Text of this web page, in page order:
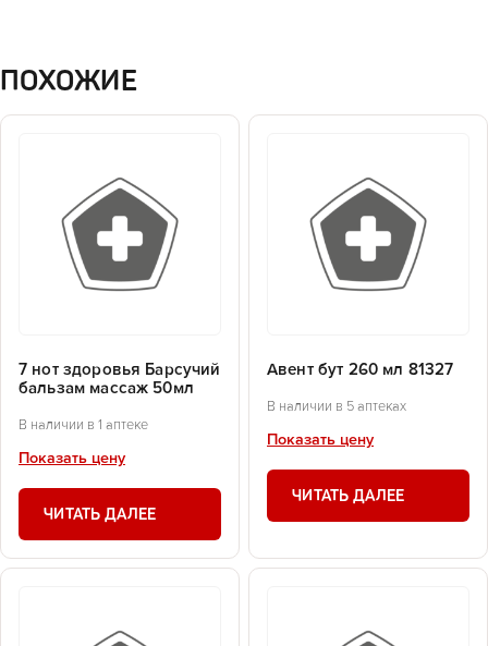
ПОХОЖИЕ
7 нот здоровья Барсучий
бальзам массаж 50мл
В наличии в 1 аптеке
Показать цену
ЧИТАТЬ ДАЛЕЕ
Авент бут 260 мл 81327
В наличии в 5 аптеках
Показать цену
ЧИТАТЬ ДАЛЕЕ